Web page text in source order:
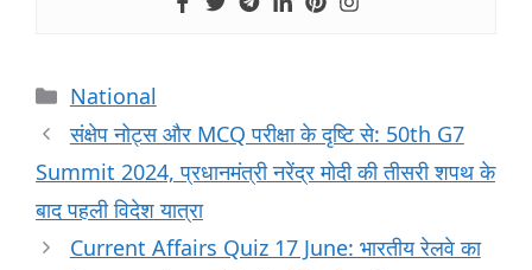
National
संक्षेप नोट्स और MCQ परीक्षा के दृष्टि से: 50th G7
Summit 2024, प्रधानमंत्री नरेंद्र मोदी की तीसरी शपथ के
बाद पहली विदेश यात्रा
Current Affairs Quiz 17 June: भारतीय रेलवे का